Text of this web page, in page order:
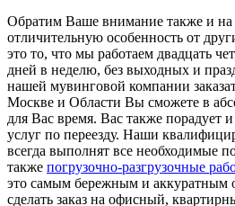
Обратим Ваше внимание также и
отличительную особенность от
это то, что мы работаем двадцать
дней в неделю, без выходных и
нашей мувинговой компании
Москве и Области Вы сможете в
для Вас время. Вас также порадует
услуг по переезду. Наши
всегда выполнят все необходимые
также погрузочно-разгрузочные
это самым бережным и аккуратным
сделать заказ на офисный,